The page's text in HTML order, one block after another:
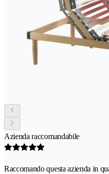
Azienda raccomandabile
Raccomando questa azienda in